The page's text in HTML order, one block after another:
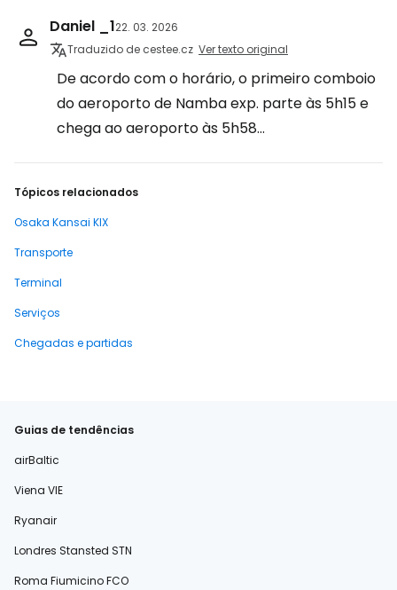
Daniel _122. 03. 2026
Traduzido de cestee.cz Ver texto original
De acordo com o horário, o primeiro comboio
do aeroporto de Namba exp. parte às 5h15 e
chega ao aeroporto às 5h58...
Tópicos relacionados
Osaka Kansai KIX
Transporte
Terminal
Serviços
Chegadas e partidas
Guias de tendências
airBaltic
Viena VIE
Ryanair
Londres Stansted STN
Roma Fiumicino FCO